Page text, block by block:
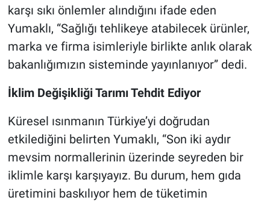
karşı sıkı önlemler alındığını ifade eden
Yumaklı, “Sağlığı tehlikeye atabilecek ürünler,
marka ve firma isimleriyle birlikte anlık olarak
bakanlığımızın sisteminde yayınlanıyor” dedi.
İklim Değişikliği Tarımı Tehdit Ediyor
Küresel ısınmanın Türkiye’yi doğrudan
etkilediğini belirten Yumaklı, “Son iki aydır
mevsim normallerinin üzerinde seyreden bir
iklimle karşı karşıyayız. Bu durum, hem gıda
üretimini baskılıyor hem de tüketimin